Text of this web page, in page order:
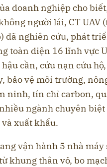
doanh nghiệp cho
người lái, CT UAV
đã nghiên cứu, phát
toàn diện 16 lĩnh vực
cần, cứu nạn cứu
bảo vệ môi trường,
ninh, tín chỉ carbon,
ngành chuyên
xuất khẩu.
vận hành 5 nhà
khung thân vỏ, bo